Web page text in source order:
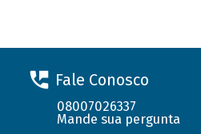
Fale Conosco
08007026337
Mande sua pergunta